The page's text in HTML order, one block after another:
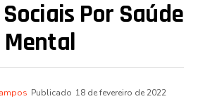
Sociais Por Saúde
Mental
Publicado 18 de fevereiro de 2022